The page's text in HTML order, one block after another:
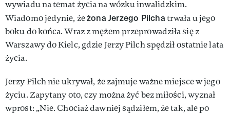
wywiadu na temat życia na wózku inwalidzkim.
Wiadomo jedynie, żeżona Jerzego Pilchatrwała u jego
boku do końca. Wraz z mężem przeprowadziła się z
Warszawy do Kielc, gdzie Jerzy Pilch spędził ostatnie lata
życia.
Jerzy Pilch nie ukrywał, że zajmuje ważne miejsce w jego
życiu. Zapytany oto, czy można żyć bez miłości, wyznał
wprost: „Nie. Chociaż dawniej sądziłem, że tak, ale po